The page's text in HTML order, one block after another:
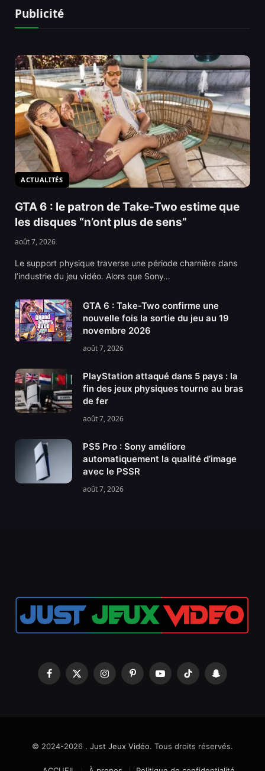
Publicité
ACTUALITÉS
GTA 6 : le patron de Take-Two estime que
les disques “n’ont plus de sens”
août 7, 2026
Le support physique traverse une période charnière dans
l’industrie du jeu vidéo. Alors que Sony…
GTA 6 : Take-Two confirme une
nouvelle fois la sortie du jeu au 19
novembre 2026
août 7, 2026
PlayStation attaqué dans 5 pays : la
fin des jeux physiques tourne au bras
de fer
août 7, 2026
PS5 Pro : Sony améliore
automatiquement la qualité d’image
avec le PSSR
août 7, 2026
Facebook
X
InstagramPinterestYouTubeTikTok Snapchat
© 2024-2026 . Just Jeux Vidéo. Tous droits réservés.